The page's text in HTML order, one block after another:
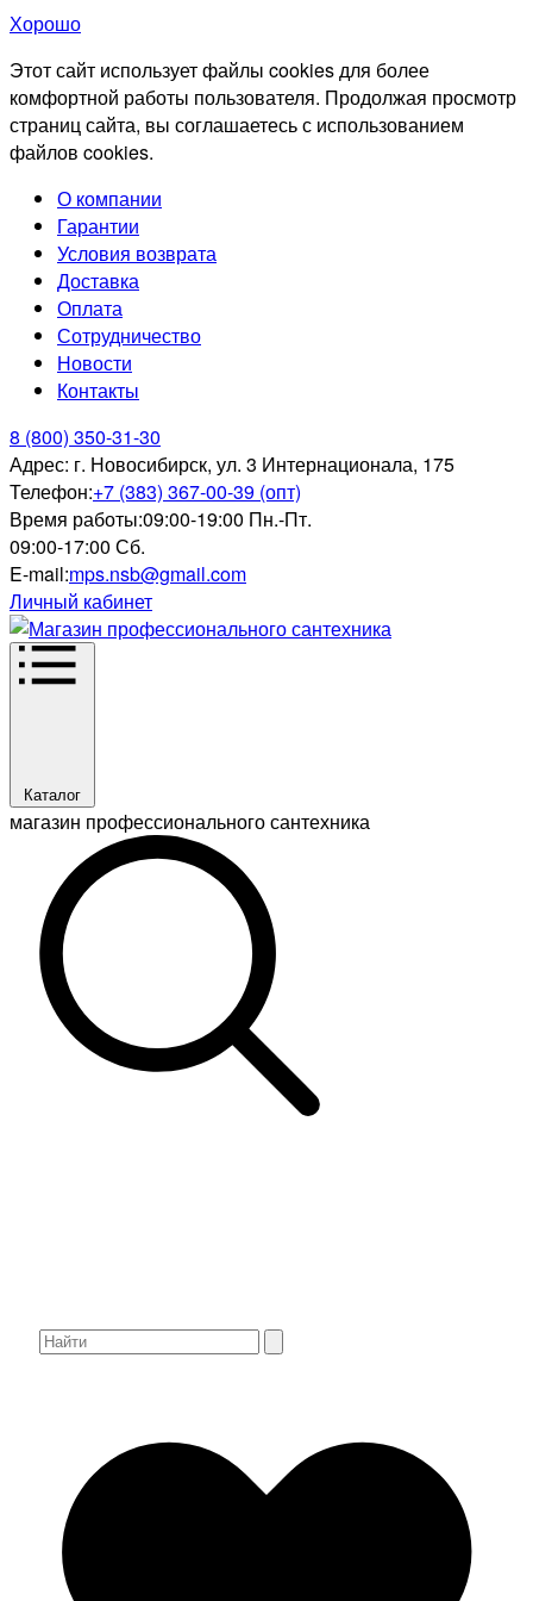
Хорошо
Этот сайт использует файлы cookies для более
комфортной работы пользователя. Продолжая просмотр
страниц сайта, вы соглашаетесь с использованием
файлов cookies.
О компании
Гарантии
Условия возврата
Доставка
Оплата
Сотрудничество
Новости
Контакты
8 (800) 350-31-30
Адрес: г. Новосибирск, ул. 3 Интернационала, 175
Телефон:+7 (383) 367-00-39 (опт)
Время работы:09:00-19:00 Пн.-Пт.
09:00-17:00 Сб.
E-mail:mps.nsb@gmail.com
Личный кабинет
Каталог
магазин профессионального сантехника